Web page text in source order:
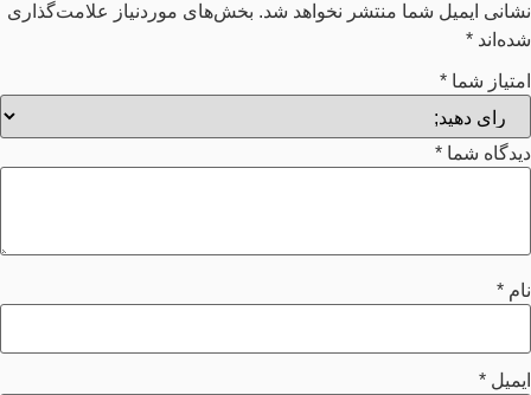
نشانی ایمیل شما منتشر نخواهد شد. بخش‌های موردنیاز علامت‌گذاری
شده‌اند *
امتیاز شما *
دیدگاه شما *
نام *
ایمیل *